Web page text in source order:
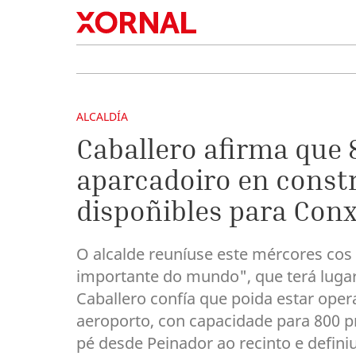
ALCALDÍA
Caballero afirma que
aparcadoiro en
dispoñibles para
O alcalde reuníuse este mércores
importante do mundo", que terá
Caballero confía que poida estar
aeroporto, con capacidade para 800
pé desde Peinador ao recinto e